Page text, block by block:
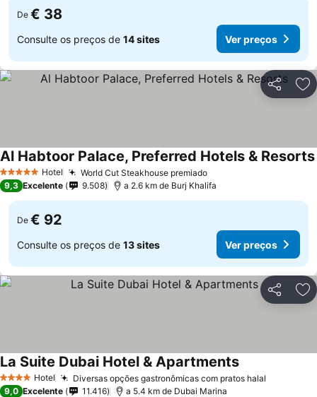
De € 38
Consulte os preços de 14 sites Ver preços
Partilhar
5 Estrelas Hotel World Cut Steakhouse premiadoVer preços
Al Habtoor Palace, Preferred Hotels & Resorts
9,3 Excelente 9.508 a 2.6 km de Burj Khalifa
De € 92
Consulte os preços de 13 sites Ver preços
Partilhar
4 EstrelasHotel Diversas opções gastronômicas com pratos halal
La Suite Dubai Hotel & ApartmentsVer preços
9,0 Excelente 11.416 a 5.4 km de Dubai Marina